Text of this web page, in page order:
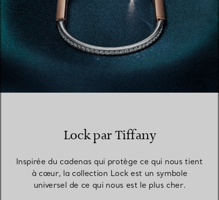
Lock par Tiffany
Inspirée du cadenas qui protège ce qui nous tient
à cœur, la collection Lock est un symbole
universel de ce qui nous est le plus cher.